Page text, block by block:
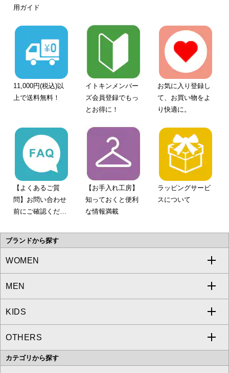
用ガイド
11,000円(税込)以
上で送料無料！
イトキンメンバー
ズ会員登録でもっ
とお得に！
お気に入り登録し
て、お買い物をよ
り快適に。
【よくあるご質
問】お問い合わせ
前にご確認くださ
【お手入れ工房】
知っておくと便利
な情報満載
ラッピングサービ
スについて
ブランドから探す
WOMEN
a.v.v
MICHEL KLEIN
MK MICHEL KLEIN
OFUON le MK
MEN
a.v.v
MICHEL KLEIN HOMME
MK MICHEL KLEIN HOMME
KIDS
a.v.v
OTHERS
MK MICHEL KLEIN BAG
カテゴリから探す